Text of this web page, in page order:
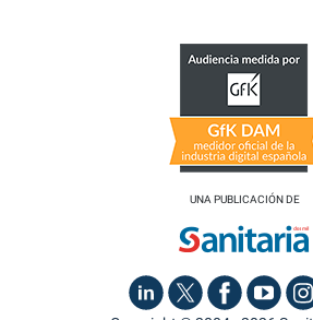
UNA PUBLICACIÓN DE